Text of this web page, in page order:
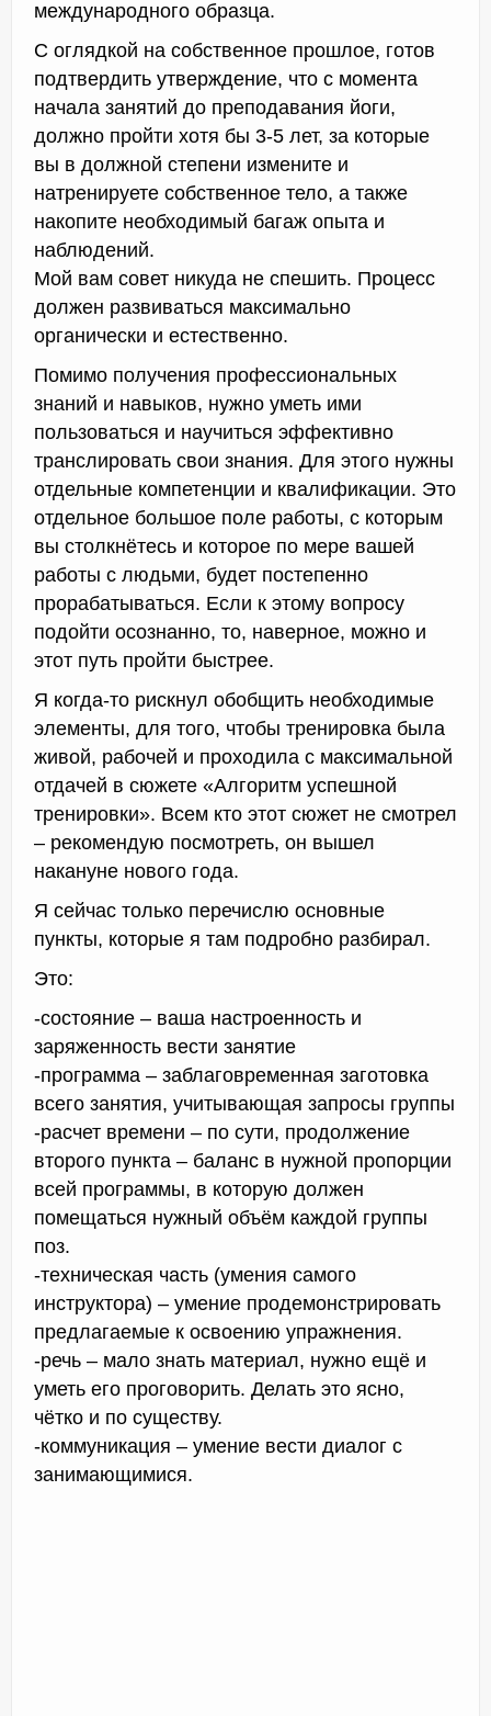
международного образца.
С оглядкой на собственное прошлое, готов
подтвердить утверждение, что с момента
начала занятий до преподавания йоги,
должно пройти хотя бы 3-5 лет, за которые
вы в должной степени измените и
натренируете собственное тело, а также
накопите необходимый багаж опыта и
наблюдений.
Мой вам совет никуда не спешить. Процесс
должен развиваться максимально
органически и естественно.
Помимо получения профессиональных
знаний и навыков, нужно уметь ими
пользоваться и научиться эффективно
транслировать свои знания. Для этого нужны
отдельные компетенции и квалификации. Это
отдельное большое поле работы, с которым
вы столкнётесь и которое по мере вашей
работы с людьми, будет постепенно
прорабатываться. Если к этому вопросу
подойти осознанно, то, наверное, можно и
этот путь пройти быстрее.
Я когда-то рискнул обобщить необходимые
элементы, для того, чтобы тренировка была
живой, рабочей и проходила с максимальной
отдачей в сюжете «Алгоритм успешной
тренировки». Всем кто этот сюжет не смотрел
– рекомендую посмотреть, он вышел
накануне нового года.
Я сейчас только перечислю основные
пункты, которые я там подробно разбирал.
Это:
-состояние – ваша настроенность и
заряженность вести занятие
-программа – заблаговременная заготовка
всего занятия, учитывающая запросы группы
-расчет времени – по сути, продолжение
второго пункта – баланс в нужной пропорции
всей программы, в которую должен
помещаться нужный объём каждой группы
поз.
-техническая часть (умения самого
инструктора) – умение продемонстрировать
предлагаемые к освоению упражнения.
-речь – мало знать материал, нужно ещё и
уметь его проговорить. Делать это ясно,
чётко и по существу.
-коммуникация – умение вести диалог с
занимающимися.